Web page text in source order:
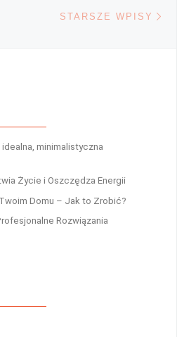
STARSZE WPISY
minimalistyczna
Życie i Oszczędza Energii
Domu – Jak to Zrobić?
Rozwiązania